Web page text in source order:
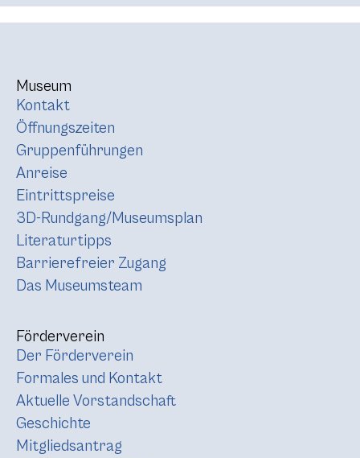
Museum
Kontakt
Öffnungszeiten
Gruppenführungen
Anreise
Eintrittspreise
3D-Rundgang/Museumsplan
Literaturtipps
Barrierefreier Zugang
Das Museumsteam
Förderverein
Der Förderverein
Formales und Kontakt
Aktuelle Vorstandschaft
Geschichte
Mitgliedsantrag